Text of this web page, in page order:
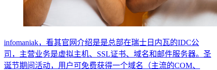
infomaniak，看其官网介绍是是总部在瑞士日内瓦的IDC公
司，主营业务是虚拟主机、SSL证书、域名和邮件服务器。圣
诞节期间活动，用户可免费获得一个域名（主流的COM、